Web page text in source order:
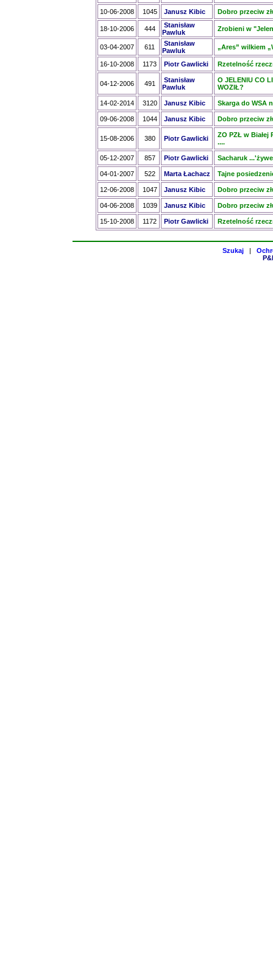
10-06-2008 1045 Janusz Kibic Dobro przeciw
18-10-2006 444
Stanisław
Pawluk
Zrobieni w
03-04-2007 611
Stanisław
Pawluk
„Ares” wilkiem
16-10-2008 1173 Piotr Gawlicki Rzetelność
04-12-2006 491
Stanisław
Pawluk
O JELENIU CO
WOZIŁ?
14-02-2014 3120 Janusz Kibic Skarga do WSA
09-06-2008 1044 Janusz Kibic Dobro przeciw
15-08-2006 380 Piotr Gawlicki
ZO PZŁ w Białej
....
05-12-2007 857 Piotr Gawlicki Sacharuk
04-01-2007 522 Marta Łachacz Tajne
12-06-2008 1047 Janusz Kibic Dobro przeciw
04-06-2008 1039 Janusz Kibic Dobro przeciw
15-10-2008 1172 Piotr Gawlicki Rzetelność
Szukaj |